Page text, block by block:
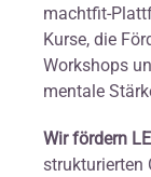
machtfit-
Kurse, die
Workshops
mentale
Wir fördern
strukturierten